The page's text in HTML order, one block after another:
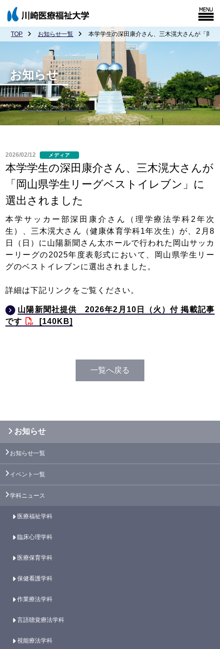
TOP お知らせ一覧 本学学生の深田康介さん、三木滉大さんが「岡
お知らせ
2026/02/12 メディア
本学学生の深田康介さん、三木滉大さんが
「岡山県学生リーグベストイレブン」に
選出されました
本学サッカー部深田康介さん（理学療法学科2年次
生）、三木滉大さん（健康体育学科1年次生）が、2月8
日（日）に山陽新聞さん太ホールで行われた岡山サッカ
ーリーグの2025年度表彰式において、岡山県学生リー
グのベストイレブンに選出されました。
詳細は下記リンクをご覧ください。
山陽新聞社提供 2026年2月10日（火）付 掲載記事
です
[140KB]
一覧へ戻る
お知らせ
お知らせ一覧
イベント一覧
学科ニュース
医療福祉学科
臨床心理学科
医療保育学科
保健看護学科
作業療法学科
言語聴覚療法学科
視能療法学科